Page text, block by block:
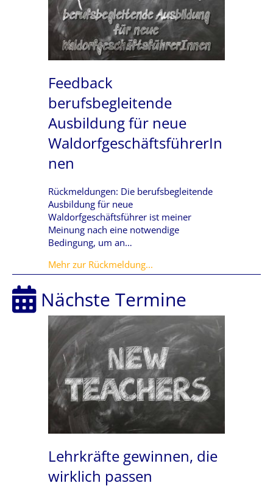
Feedback
berufsbegleitende
Ausbildung für neue
WaldorfgeschäftsführerIn
nen
Rückmeldungen: Die berufsbegleitende
Ausbildung für neue
Waldorfgeschäftsführer ist meiner
Meinung nach eine notwendige
Bedingung, um an…
Mehr zur Rückmeldung...
Nächste Termine
Lehrkräfte gewinnen, die
wirklich passen